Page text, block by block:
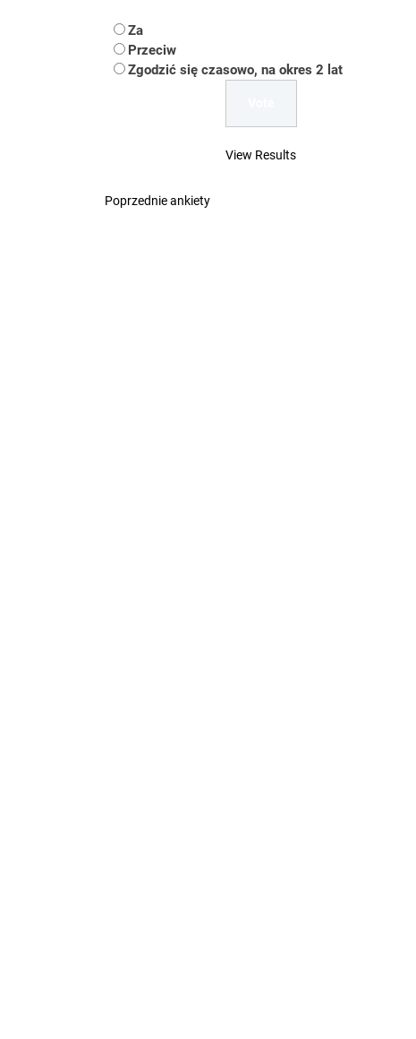
Uwaga Dębieńsko –
Ilu mieszkańców ma
Dość
Za
Przeciw
Zgodzić się czasowo, na okres 2 lat
View Results
Poprzednie ankiety